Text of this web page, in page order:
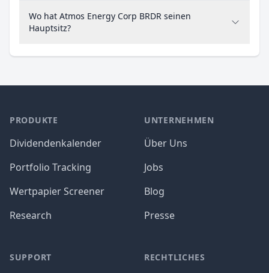
Wo hat Atmos Energy Corp BRDR seinen
Hauptsitz?
PRODUKTE
Dividendenkalender
Portfolio Tracking
Wertpapier Screener
Research
SUPPORT
UNTERNEHMEN
Über Uns
Jobs
Blog
Presse
RECHTLICHES